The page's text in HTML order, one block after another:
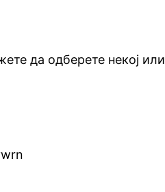
да одберете некој или